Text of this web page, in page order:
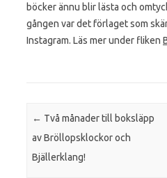
böcker ännu blir lästa och
gången var det förlaget som
Instagram. Läs mer under fliken
Post navigation
← Två månader till boksläpp
av Bröllopsklockor och
Bjällerklang!